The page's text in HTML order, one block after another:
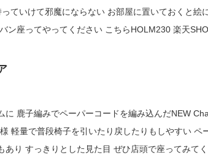
ならない お部屋に置いておくと絵に
に 鹿子編みでペーパーコードを編み込んだNEW
量で普段椅子を引いたり戻したりもしやすい ペー
した見た目 ぜひ店頭で座ってみてくだ